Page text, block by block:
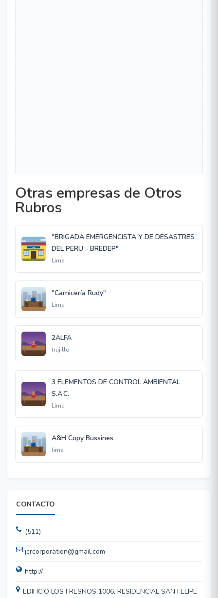
Otras empresas de Otros
Rubros
"BRIGADA EMERGENCISTA Y DE DESASTRES
DEL PERU - BREDEP"
Lima
"Carnicería Rudy"
Lima
2ALFA
trujillo
3 ELEMENTOS DE CONTROL AMBIENTAL
S.A.C.
Lima
A&H Copy Bussines
lima
CONTACTO
(511)
jcrcorporation@gmail.com
http://
EDIFICIO LOS FRESNOS 1006, RESIDENCIAL SAN FELIPE